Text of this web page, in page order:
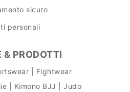
sicuro
personali
& PRODOTTI
| Fightwear
| Kimono BJJ | Judo